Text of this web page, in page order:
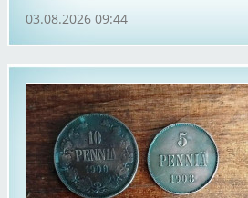
03.08.2026 09:44